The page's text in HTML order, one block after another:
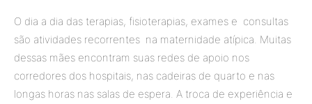
O dia a dia das terapias, fisioterapias, exames e consultas
são atividades recorrentes na maternidade atípica. Muitas
dessas mães encontram suas redes de apoio nos
corredores dos hospitais, nas cadeiras de quarto e nas
longas horas nas salas de espera. A troca de experiência e